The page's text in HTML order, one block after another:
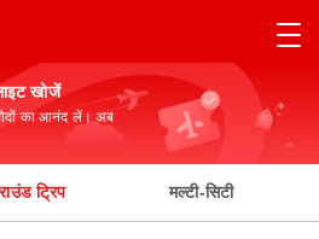
खोजें
का आनंद लें। अब
राउंड ट्रिप मल्टी-सिटी